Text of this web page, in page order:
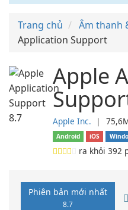
Trang chủ Âm thanh
Application Support
Apple
Apple Inc. ❘
Android iOS
ra khỏi 392
Phiên bản mới nhất
8.7